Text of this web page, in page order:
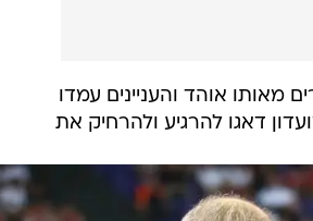
מאותו אוהד והעניינים עמדו
דאגו להרגיע ולהרחיק את